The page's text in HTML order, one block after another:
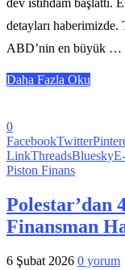
detayları
ABD’nin en büyük …
Daha Fazla Oku
0
FacebookTwitter
LinkThreadsBluesky
Piston Finans
Polestar’dan
Finansman
6 Şubat 2026 0 yorum